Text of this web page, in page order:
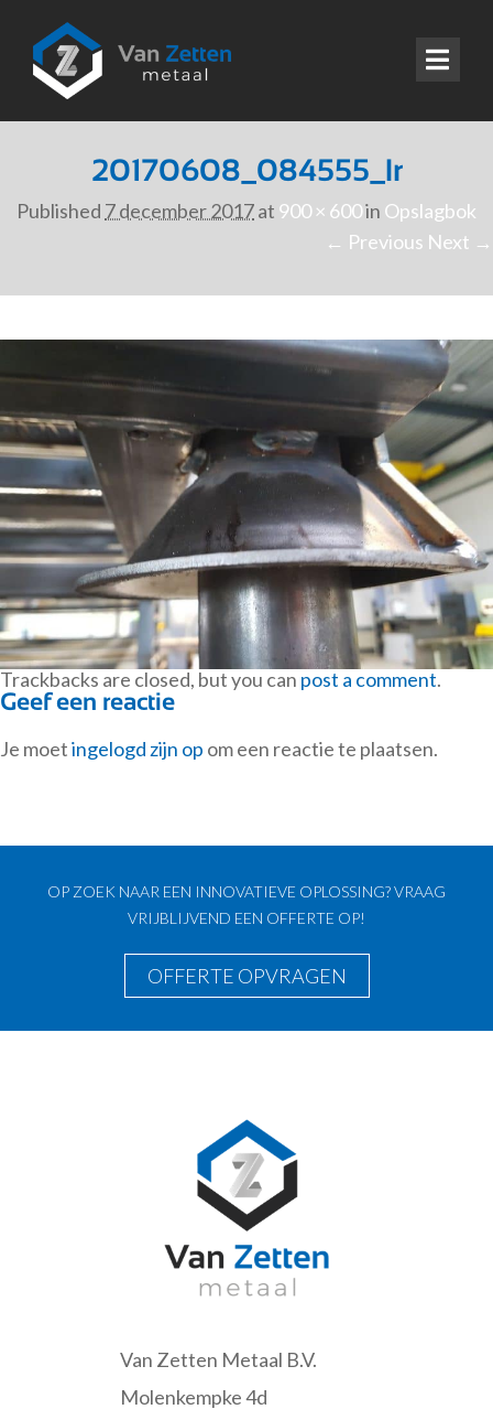
20170608_084555_lr
Published 7 december 2017at 900 × 600in Opslagbok
← Previous Next →
Trackbacks are closed, but you can post a comment.
Geef een reactie
Je moetingelogd zijn op om een reactie te plaatsen.
OP ZOEK NAAR EEN INNOVATIEVE OPLOSSING? VRAAG
VRIJBLIJVEND EEN OFFERTE OP!
OFFERTE OPVRAGEN
Van Zetten Metaal B.V.
Molenkempke 4d